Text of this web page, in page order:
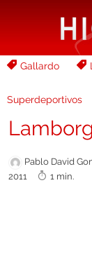
Gallardo
Superdeportivos
Pablo David
2011
1 min.